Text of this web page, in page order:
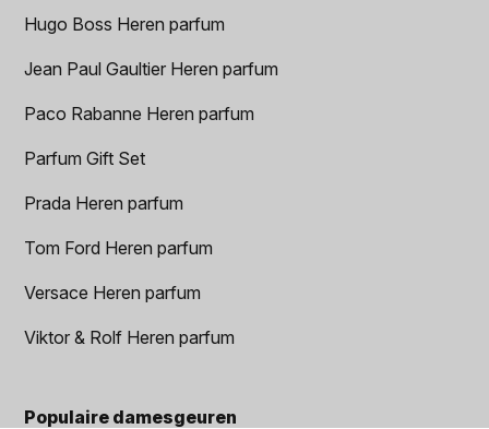
Hugo Boss Heren parfum
Jean Paul Gaultier Heren parfum
Paco Rabanne Heren parfum
Parfum Gift Set
Prada Heren parfum
Tom Ford Heren parfum
Versace Heren parfum
Viktor & Rolf Heren parfum
Populaire damesgeuren